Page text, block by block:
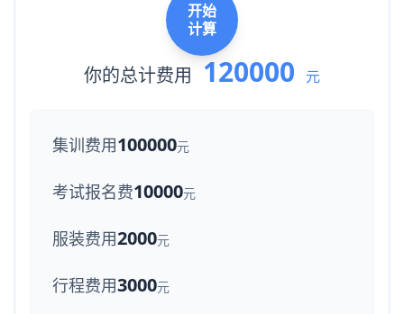
开始
计算
你的总计费用 120000 元
集训费用100000元
考试报名费10000元
服装费用2000元
行程费用3000元